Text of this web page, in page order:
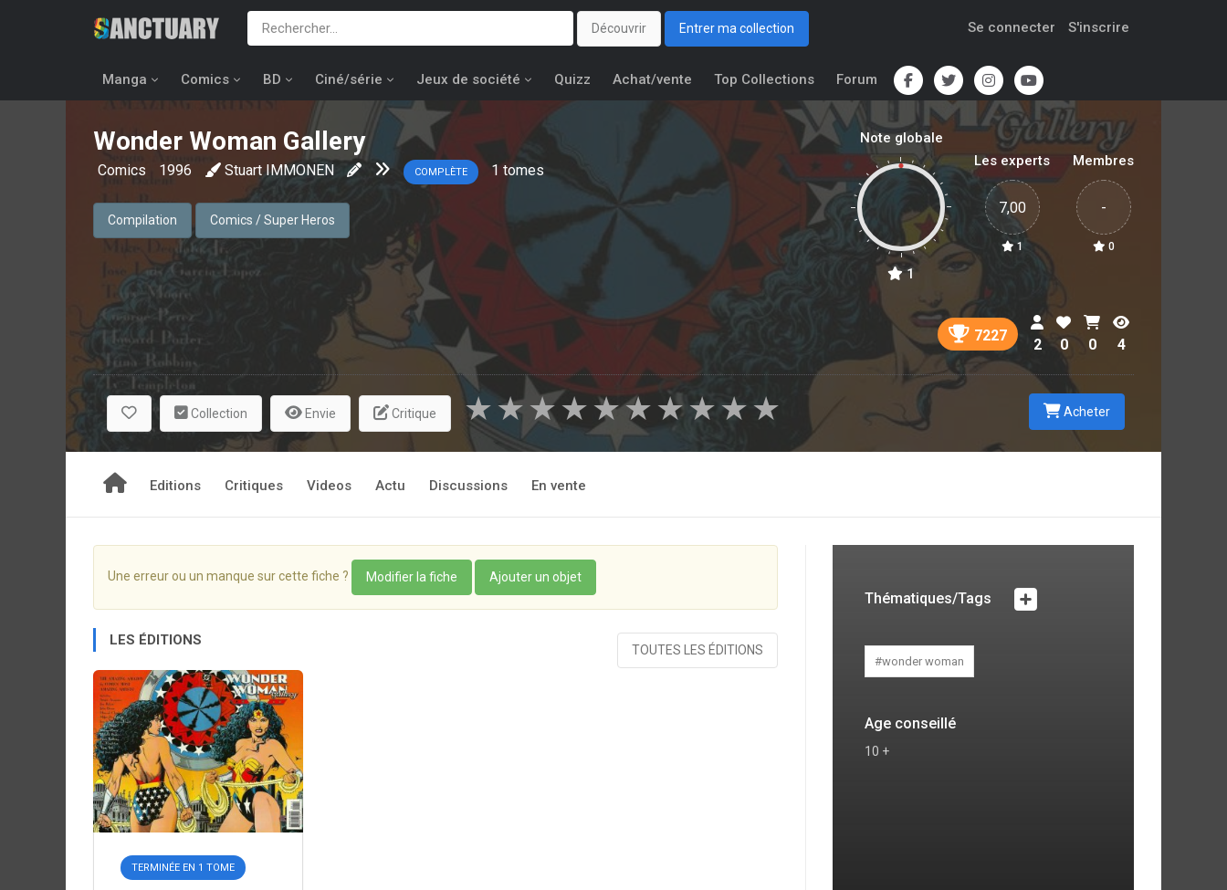
Découvrir Entrer ma collection Se connecter S'inscrire
Manga Comics BD Ciné/série Jeux de société Quizz Achat/vente Top Collections Forum
Wonder Woman Gallery
Comics 1996 Stuart IMMONEN COMPLÈTE 1 tomes
Compilation Comics / Super Heros
Note globale
1
Les experts
7,00
1
Membres
-
0
7227
2 0 0 4
Collection Envie Critique ★
★
★
★
★
★
★
★
★
★ Acheter
Editions Critiques Videos Actu Discussions En vente
Une erreur ou un manque sur cette fiche ? Modifier la fiche Ajouter un objet
LES ÉDITIONS
TOUTES LES ÉDITIONS
TERMINÉE EN 1 TOME
Thématiques/Tags
#wonder woman
Age conseillé
10 +